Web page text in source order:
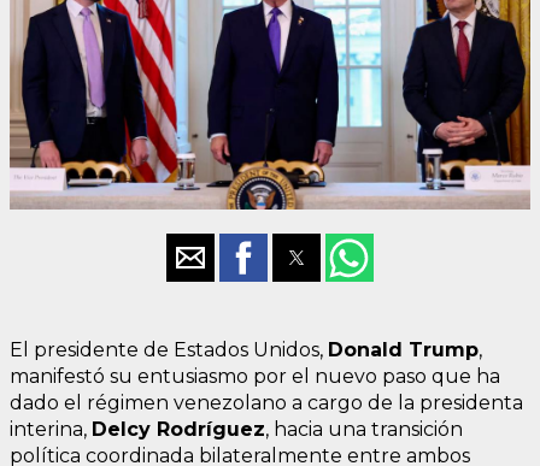
El presidente de Estados Unidos, Donald Trump,
manifestó su entusiasmo por el nuevo paso que ha
dado el régimen venezolano a cargo de la presidenta
interina, Delcy Rodríguez, hacia una transición
política coordinada bilateralmente entre ambos